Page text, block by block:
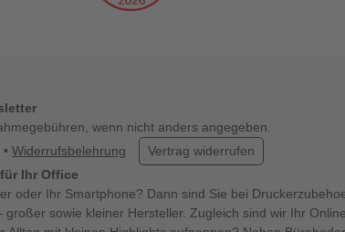
wenn nicht anders angegeben.
• Widerrufsbelehrung
Vertrag widerrufen
Ihr Office
oder Ihr Smartphone? Dann sind Sie bei
sowie kleiner Hersteller. Zugleich sind wir Ihr